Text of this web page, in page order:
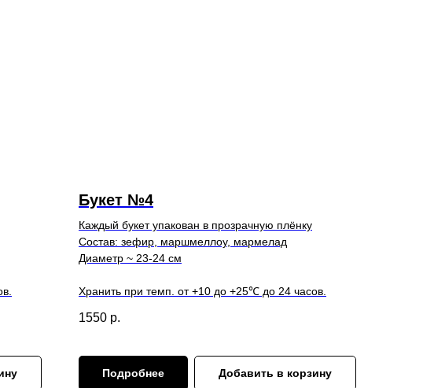
Букет №4
Каждый букет упакован в прозрачную плёнку
Состав: зефир, маршмеллоу, мармелад
Диаметр ~ 23-24 см
Хранить при темп. от +10 до +25℃ до 24 часов.
1550 р.
Подробнее Добавить в корзину